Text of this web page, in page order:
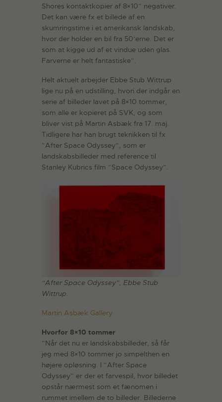
Shores kontaktkopier af 8×10” negativer.
Det kan være fx et billede af en
skumringstime i et amerikansk landskab,
hvor der holder en bil fra 50’erne. Det er
som at kigge ud af et vindue uden glas.
Farverne er helt fantastiske”.
Helt aktuelt arbejder Ebbe Stub Wittrup
lige nu på en udstilling, hvori der indgår en
serie af billeder lavet på 8×10 tommer,
som alle er kopieret på SVK, og som
bliver vist på Martin Asbæk fra 17. maj.
Tidligere har han brugt teknikken til fx
”After Space Odyssey”, som er
landskabsbilleder med reference til
Stanley Kubrics film ”Space Odyssey”.
“After Space Odyssey”, Ebbe Stub
Wittrup.
Martin Asbæk Gallery
Hvorfor 8×10 tommer
”Når det nu er landskabsbilleder, så får
jeg med 8×10 tommer jo simpelthen en
højere opløsning. I ”After Space
Odyssey” er der et farvespil, hvor billedet
opstår nærmest som et fænomen i
rummet imellem de to billeder. Billederne